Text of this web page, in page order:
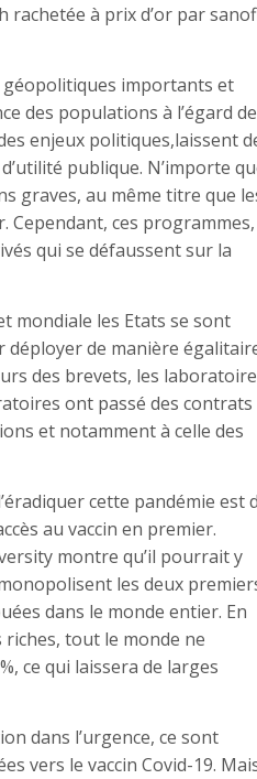
à prix d’or par
géopolitiques importants et
des populations à l’égard de
enjeux politiques,laissent
publique. N’importe
graves, au même titre que
Cependant, ces programmes,
qui se défaussent sur la
mondiale les Etats se sont
déployer de manière
des brevets, les
ont passé des contrats
et notamment à celle des
cette pandémie est
au vaccin en premier.
montre qu’il pourrait y
les deux
dans le monde entier. En
riches, tout le monde ne
ce qui laissera de larges
dans l’urgence, ce sont
vers le vaccin Covid-19.